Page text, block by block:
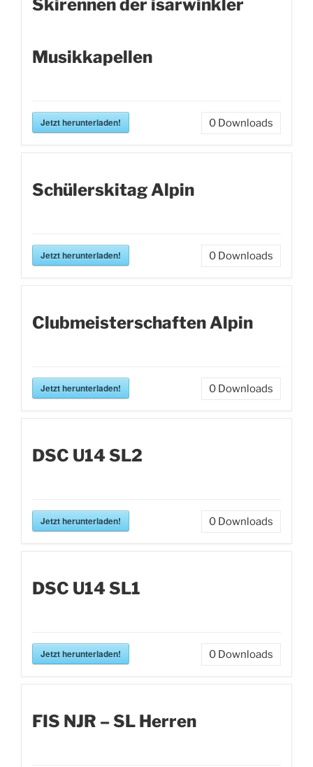
Skirennen der isarwinkler
Musikkapellen
Jetzt herunterladen! 0 Downloads
Schülerskitag Alpin
Jetzt herunterladen! 0 Downloads
Clubmeisterschaften Alpin
Jetzt herunterladen! 0 Downloads
DSC U14 SL2
Jetzt herunterladen! 0 Downloads
DSC U14 SL1
Jetzt herunterladen! 0 Downloads
FIS NJR – SL Herren